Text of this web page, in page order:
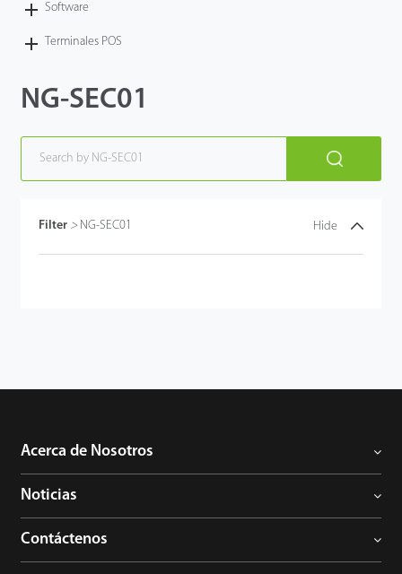
Software
Terminales POS
NG-SEC01
Filter > NG-SEC01 Hide
Acerca de Nosotros
Noticias
Contáctenos